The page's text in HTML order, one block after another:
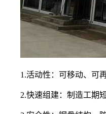
1.活动性：可移动、可
2.快速组建：制造工期